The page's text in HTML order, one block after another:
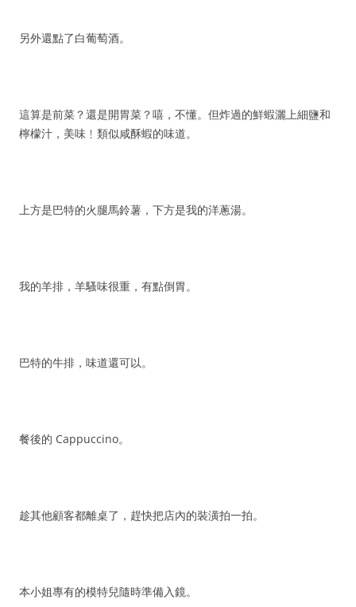
另外還點了白葡萄酒。
這算是前菜？還是開胃菜？嘻，不懂。但炸過的鮮蝦灑上細鹽和
檸檬汁，美味﹗類似咸酥蝦的味道。
上方是巴特的火腿馬鈴薯，下方是我的洋蔥湯。
我的羊排，羊騷味很重，有點倒胃。
巴特的牛排，味道還可以。
餐後的 Cappuccino。
趁其他顧客都離桌了，趕快把店內的裝潢拍一拍。
本小姐專有的模特兒隨時準備入鏡。